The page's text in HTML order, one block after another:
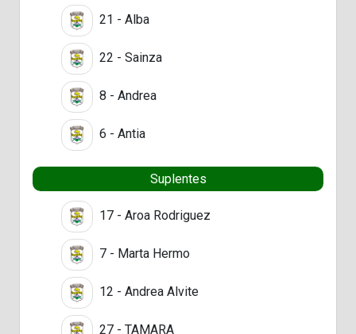
21 - Alba
22 - Sainza
8 - Andrea
6 - Antia
Suplentes
17 - Aroa Rodriguez
7 - Marta Hermo
12 - Andrea Alvite
27 - TAMARA